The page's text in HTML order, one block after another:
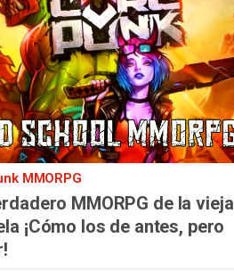
MMORPG
MMORPG de la vieja
¡Cómo los de antes, pero